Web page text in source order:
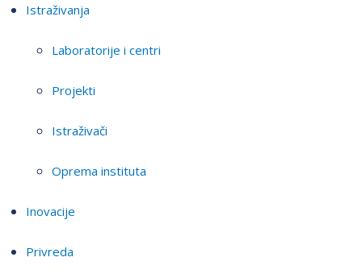
Istraživanja
Laboratorije i centri
Projekti
Istraživači
Oprema instituta
Inovacije
Privreda